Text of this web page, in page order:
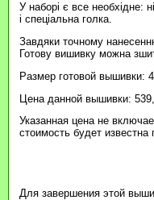
У наборі є все необхідне:
і спеціальна голка.
Завдяки точному
Готову вишивку можна
Размер готовой вышивки:
Цена данной вышивки:
Указанная цена не
стоимость будет
Для завершения этой